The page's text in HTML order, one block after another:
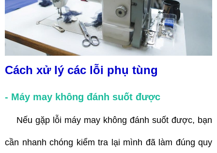
Cách xử lý các lỗi phụ tùng
- Máy may không đánh suốt được
Nếu gặp lỗi máy may không đánh suốt được, bạn
cần nhanh chóng kiểm tra lại mình đã làm đúng quy